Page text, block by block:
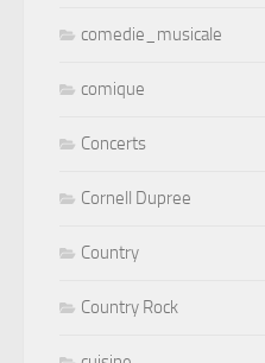
comedie_musicale
comique
Concerts
Cornell Dupree
Country
Country Rock